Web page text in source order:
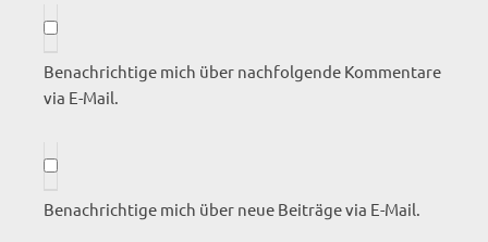
Benachrichtige mich über nachfolgende Kommentare
via E-Mail.
Benachrichtige mich über neue Beiträge via E-Mail.